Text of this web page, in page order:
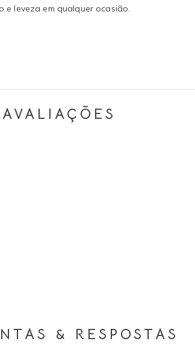
leveza em qualquer ocasião.
AVALIAÇÕES
& RESPOSTAS